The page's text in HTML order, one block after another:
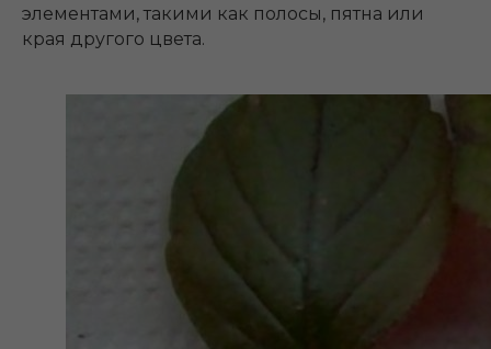
элементами, такими как полосы, пятна или
края другого цвета.